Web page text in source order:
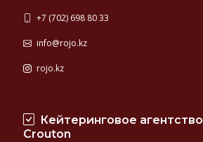
+7 (702) 698 80 33
info@rojo.kz
rojo.kz
Кейтеринговое агентство
Crouton